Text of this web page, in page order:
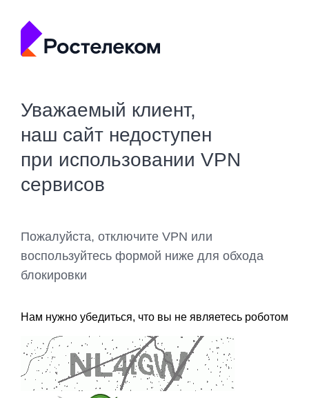
Уважаемый клиент,
наш сайт недоступен
при использовании VPN
сервисов
Пожалуйста, отключите VPN или
воспользуйтесь формой ниже для обхода
блокировки
Нам нужно убедиться, что вы не являетесь роботом